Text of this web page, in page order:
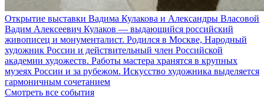
Открытие выставки Вадима Кулакова и Александры Власовой
Вадим Алексеевич Кулаков — выдающийся российский
живописец и монументалист. Родился в Москве, Народный
художник России и действительный член Российской
академии художеств. Работы мастера хранятся в крупных
музеях России и за рубежом. Искусство художника выделяется
гармоничным сочетанием
Смотреть все события